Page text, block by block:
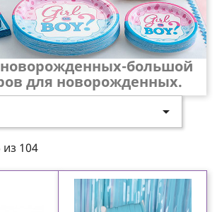
большой
для новорожденных.

104